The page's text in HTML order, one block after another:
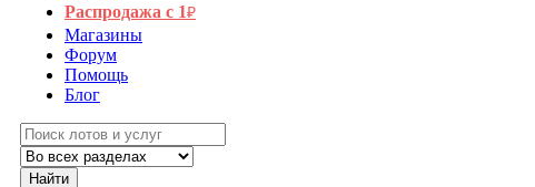
Распродажа с 1₽
Магазины
Форум
Помощь
Блог
Найти